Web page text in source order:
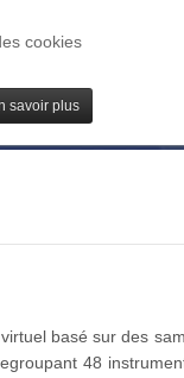
cookies
savoir plus
PLUGS / IV
basé sur des
48